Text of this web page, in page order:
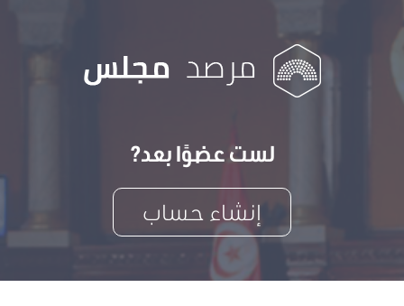
لست عضوًا بعد?
إنشاء حساب